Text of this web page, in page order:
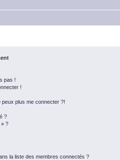
pas !
!
plus me connecter ?!
?
» ?
la liste des membres connectés ?